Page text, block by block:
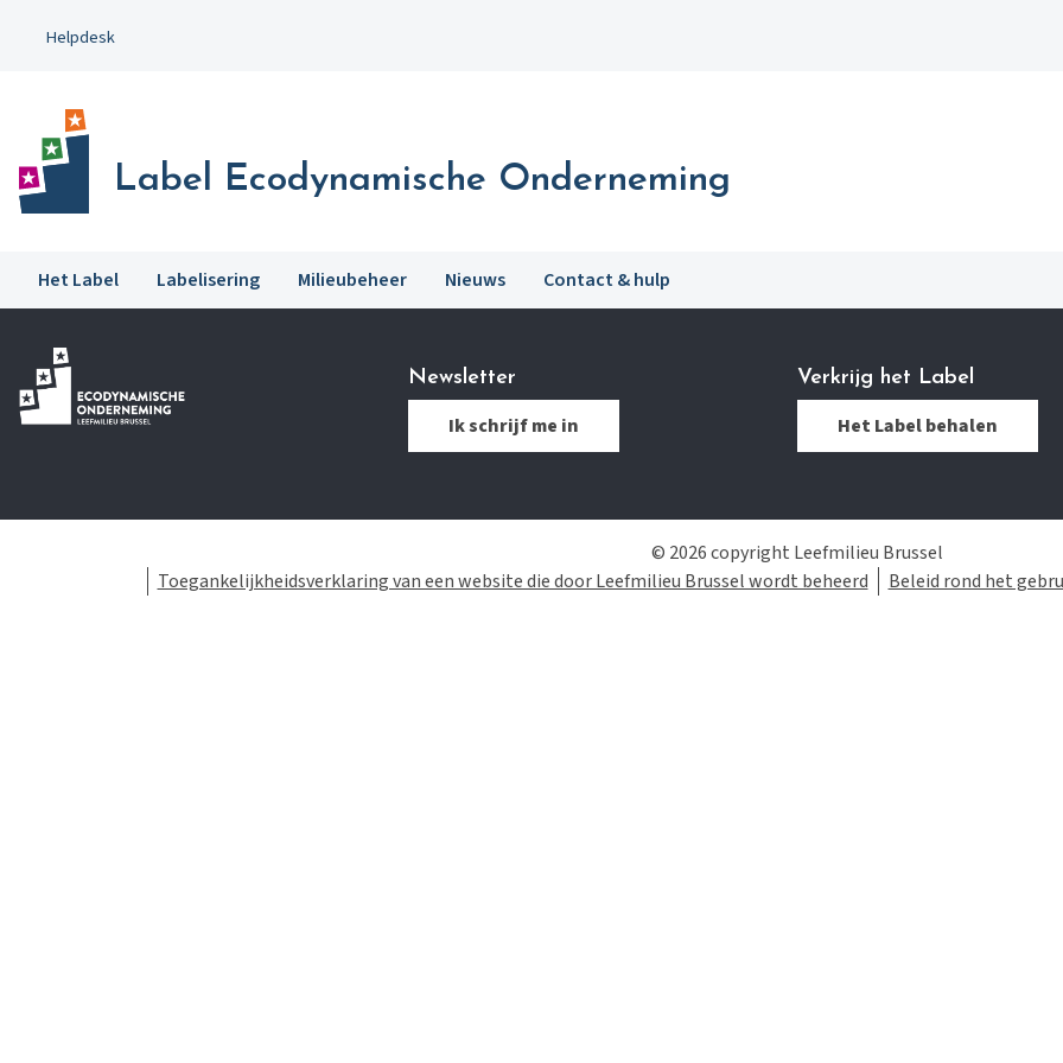
Helpdesk
Label Ecodynamische Onderneming
Het Label Labelisering Milieubeheer Nieuws Contact & hulp
Newsletter
Ik schrijf me in
Verkrijg het Label
Het Label behalen
© 2026 copyright Leefmilieu Brussel
Toegankelijkheidsverklaring van een website die door Leefmilieu Brussel wordt beheerd
Beleid rond het